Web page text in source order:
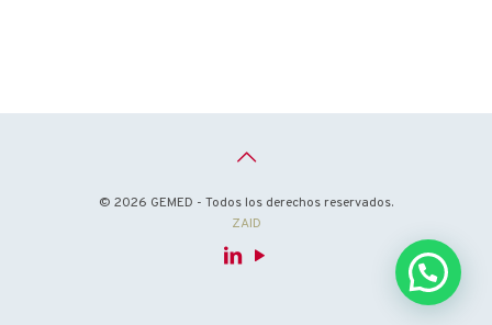
© 2026 GEMED - Todos los derechos reservados.
ZAID